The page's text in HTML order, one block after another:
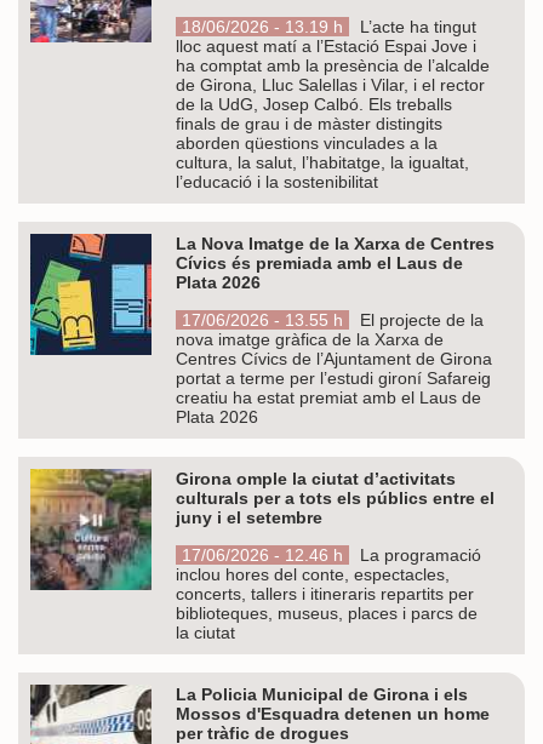
18/06/2026 - 13.19 h
L’acte ha tingut
lloc aquest matí a l’Estació Espai Jove i
ha comptat amb la presència de l’alcalde
de Girona, Lluc Salellas i Vilar, i el rector
de la UdG, Josep Calbó. Els treballs
finals de grau i de màster distingits
aborden qüestions vinculades a la
cultura, la salut, l’habitatge, la igualtat,
l’educació i la sostenibilitat
La Nova Imatge de la Xarxa de Centres
Cívics és premiada amb el Laus de
Plata 2026
17/06/2026 - 13.55 h
El projecte de la
nova imatge gràfica de la Xarxa de
Centres Cívics de l’Ajuntament de Girona
portat a terme per l’estudi gironí Safareig
creatiu ha estat premiat amb el Laus de
Plata 2026
Girona omple la ciutat d’activitats
culturals per a tots els públics entre el
juny i el setembre
17/06/2026 - 12.46 h
La programació
inclou hores del conte, espectacles,
concerts, tallers i itineraris repartits per
biblioteques, museus, places i parcs de
la ciutat
La Policia Municipal de Girona i els
Mossos d'Esquadra detenen un home
per tràfic de drogues